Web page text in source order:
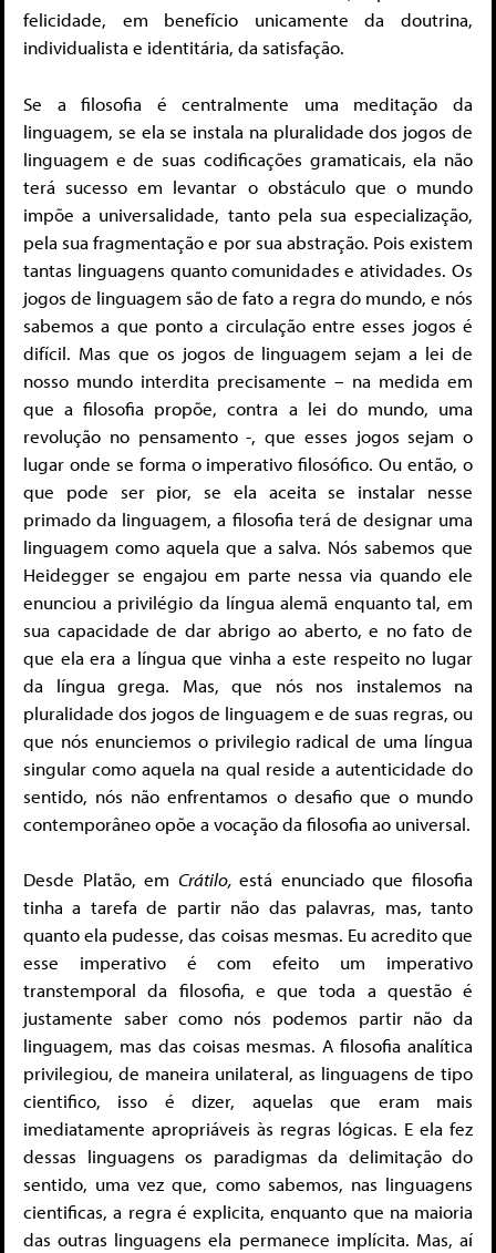
felicidade, em benefício unicamente da doutrina,
individualista e identitária, da satisfação.
Se a filosofia é centralmente uma meditação da
linguagem, se ela se instala na pluralidade dos jogos de
linguagem e de suas codificações gramaticais, ela não
terá sucesso em levantar o obstáculo que o mundo
impõe a universalidade, tanto pela sua especialização,
pela sua fragmentação e por sua abstração. Pois existem
tantas linguagens quanto comunidades e atividades. Os
jogos de linguagem são de fato a regra do mundo, e nós
sabemos a que ponto a circulação entre esses jogos é
difícil. Mas que os jogos de linguagem sejam a lei de
nosso mundo interdita precisamente – na medida em
que a filosofia propõe, contra a lei do mundo, uma
revolução no pensamento -, que esses jogos sejam o
lugar onde se forma o imperativo filosófico. Ou então, o
que pode ser pior, se ela aceita se instalar nesse
primado da linguagem, a filosofia terá de designar uma
linguagem como aquela que a salva. Nós sabemos que
Heidegger se engajou em parte nessa via quando ele
enunciou a privilégio da língua alemã enquanto tal, em
sua capacidade de dar abrigo ao aberto, e no fato de
que ela era a língua que vinha a este respeito no lugar
da língua grega. Mas, que nós nos instalemos na
pluralidade dos jogos de linguagem e de suas regras, ou
que nós enunciemos o privilegio radical de uma língua
singular como aquela na qual reside a autenticidade do
sentido, nós não enfrentamos o desafio que o mundo
contemporâneo opõe a vocação da filosofia ao universal.
Desde Platão, em Crátilo,está enunciado que filosofia
tinha a tarefa de partir não das palavras, mas, tanto
quanto ela pudesse, das coisas mesmas. Eu acredito que
esse imperativo é com efeito um imperativo
transtemporal da filosofia, e que toda a questão é
justamente saber como nós podemos partir não da
linguagem, mas das coisas mesmas. A filosofia analítica
privilegiou, de maneira unilateral, as linguagens de tipo
cientifico, isso é dizer, aquelas que eram mais
imediatamente apropriáveis às regras lógicas. E ela fez
dessas linguagens os paradigmas da delimitação do
sentido, uma vez que, como sabemos, nas linguagens
cientificas, a regra é explicita, enquanto que na maioria
das outras linguagens ela permanece implícita. Mas, aí